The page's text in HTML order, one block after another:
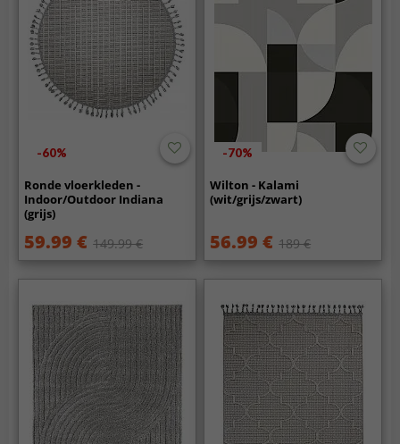
-60%
Ronde vloerkleden -
Indoor/Outdoor Indiana
(grijs)
59.99 € 149.99 €
-70%
Wilton - Kalami
(wit/grijs/zwart)
56.99 € 189 €